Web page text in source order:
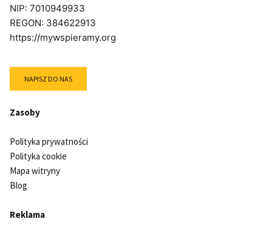
NIP: 7010949933
REGON: 384622913
https://mywspieramy.org
NAPISZ DO NAS
Zasoby
Polityka prywatności
Polityka cookie
Mapa witryny
Blog
Reklama